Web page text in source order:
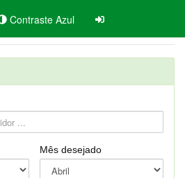
Contraste Azul
Mês desejado